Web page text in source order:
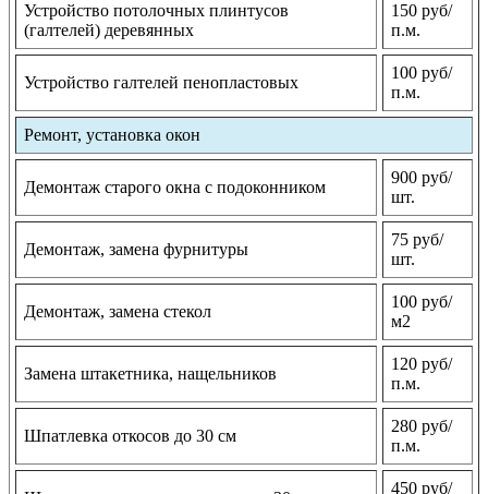
Устройство потолочных плинтусов
(галтелей) деревянных
150 руб/
п.м.
Устройство галтелей пенопластовых
100 руб/
п.м.
Ремонт, установка окон
Демонтаж старого окна с подоконником
900 руб/
шт.
Демонтаж, замена фурнитуры
75 руб/
шт.
Демонтаж, замена стекол
100 руб/
м2
Замена штакетника, нащельников
120 руб/
п.м.
Шпатлевка откосов до 30 см
280 руб/
п.м.
450 руб/